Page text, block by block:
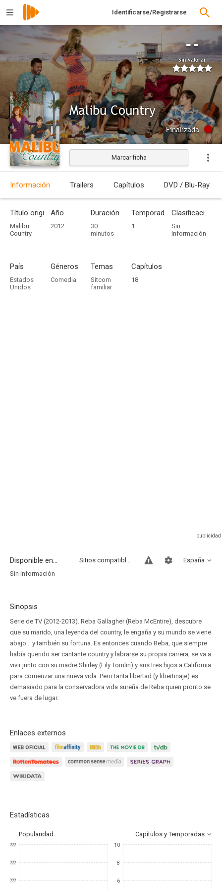
Identificarse/Registrarse
--
Sin valorar
Malibu Country
Finalizada
Marcar ficha
Información Trailers Capítulos DVD / Blu-Ray
Título original
Malibu
Country
Año
2012
Duración
30
minutos
Temporadas
1
Clasificación por edades
Sin
información
País
Estados
Unidos
Géneros
Comedia
Temas
Sitcom
familiar
Capítulos
18
Disponible en... España
Sitios compatibles
Sin información
Sinopsis
Serie de TV (2012-2013). Reba Gallagher (Reba McEntire), descubre
que su marido, una leyenda del country, le engaña y su mundo se viene
abajo... y también su fortuna. Es entonces cuando Reba, que siempre
había querido ser cantante country y labrarse su propia carrera, se va a
vivir junto con su madre Shirley (Lily Tomlin) y sus tres hijos a California
para comenzar una nueva vida. Pero tanta libertad (y libertinaje) es
demasiado para la conservadora vida sureña de Reba quien pronto se
ve fuera de lugar.
Enlaces externos
Estadísticas
Popularidad Capítulos y Temporadas
???
???
???
10
8
6